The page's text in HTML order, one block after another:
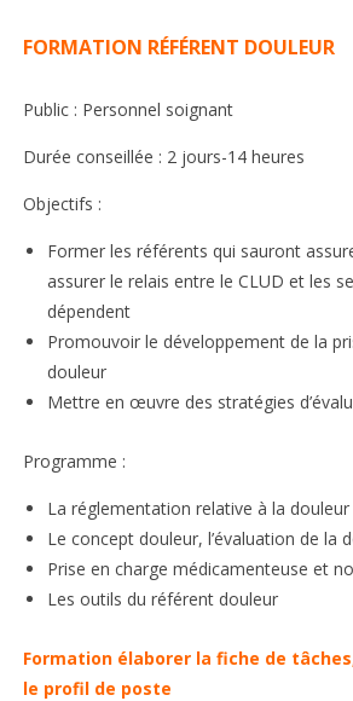
FORMATION RÉFÉRENT DOULEUR
Public : Personnel soignant
Durée conseillée : 2 jours-14 heures
Objectifs :
Former les référents qui sauront
assurer le relais entre le CLUD et les
dépendent
Promouvoir le développement de la
douleur
Mettre en œuvre des stratégies
Programme :
La réglementation relative à la douleur
Le concept douleur, l’évaluation de la
Prise en charge médicamenteuse et
Les outils du référent douleur
Formation élaborer la fiche de
le profil de poste